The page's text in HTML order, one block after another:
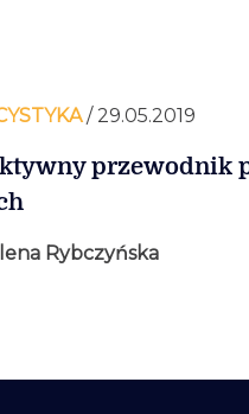
/ 29.05.2019
przewodnik
Rybczyńska